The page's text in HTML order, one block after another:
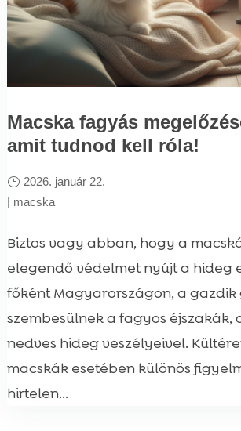
Macska fagyás
amit tudnod kell róla!
2026. január 22.
| macska
Biztos vagy abban, hogy a
elegendő védelmet nyújt a hideg
főként Magyarországon, a
szembesülnek a fagyos éjszakák,
nedves hideg veszélyeivel.
macskák esetében különös
hirtelen...